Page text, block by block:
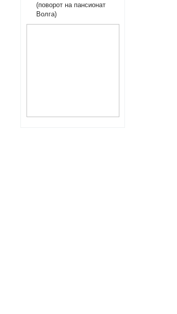
(поворот на пансионат
Волга)